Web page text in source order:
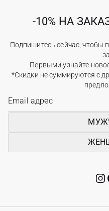
-10% НА
Подпишитесь сейчас, чтобы
Первыми узнайте
*Скидки не суммируются с